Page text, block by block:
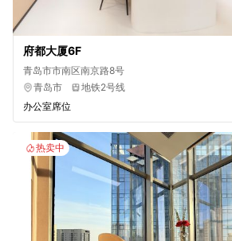
府都大厦6F
青岛市市南区南京路8号
青岛市
地铁2号线
办公室席位
热卖中